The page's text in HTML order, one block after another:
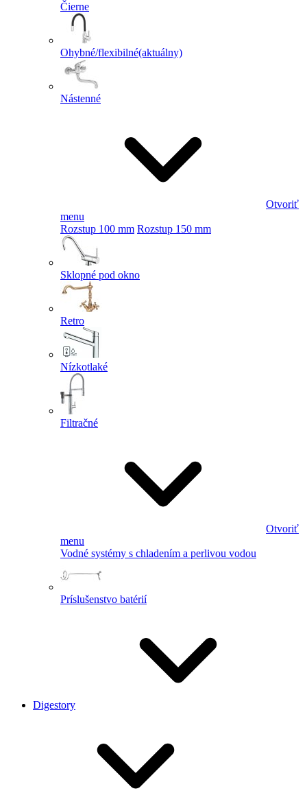
Čierne
Ohybné/flexibilné(aktuálny)
Nástenné
Otvoriť
menu
Rozstup 100 mm Rozstup 150 mm
Sklopné pod okno
Retro
Nízkotlaké
Filtračné
Otvoriť
menu
Vodné systémy s chladením a perlivou vodou
Príslušenstvo batérií
Digestory